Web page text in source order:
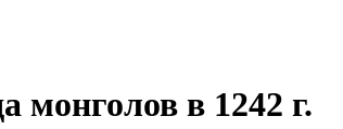
монголов в 1242 г.